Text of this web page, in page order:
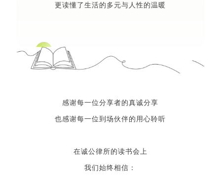
更读懂了生活的多元与人性的温暖
感谢每一位分享者的真诚分享
也感谢每一位到场伙伴的用心聆听
在诚公律所的读书会上
我们始终相信：